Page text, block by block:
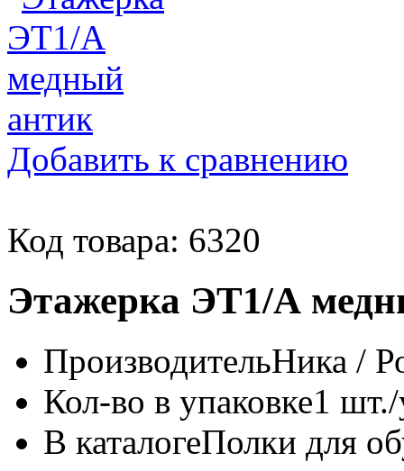
Добавить к сравнению
Код товара: 6320
Этажерка ЭТ1/А
ПроизводительНика /
Кол-во в упаковке1
В каталогеПолки для